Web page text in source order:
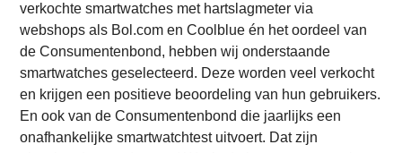
verkochte smartwatches met hartslagmeter via
webshops als Bol.com en Coolblue én het oordeel van
de Consumentenbond, hebben wij onderstaande
smartwatches geselecteerd. Deze worden veel verkocht
en krijgen een positieve beoordeling van hun gebruikers.
En ook van de Consumentenbond die jaarlijks een
onafhankelijke smartwatchtest uitvoert. Dat zijn